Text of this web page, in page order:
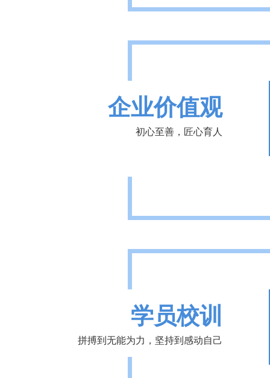
企业价值观
初心至善，匠心育人
学员校训
拼搏到无能为力，坚持到感动自己